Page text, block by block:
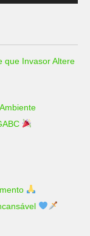
que Invasor Altere